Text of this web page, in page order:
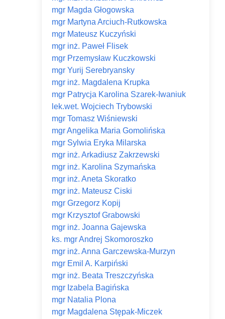
mgr Magda Głogowska
mgr Martyna Arciuch-Rutkowska
mgr Mateusz Kuczyński
mgr inż. Paweł Flisek
mgr Przemysław Kuczkowski
mgr Yurij Serebryansky
mgr inż. Magdalena Krupka
mgr Patrycja Karolina Szarek-Iwaniuk
lek.wet. Wojciech Trybowski
mgr Tomasz Wiśniewski
mgr Angelika Maria Gomolińska
mgr Sylwia Eryka Milarska
mgr inż. Arkadiusz Zakrzewski
mgr inż. Karolina Szymańska
mgr inż. Aneta Skoratko
mgr inż. Mateusz Ciski
mgr Grzegorz Kopij
mgr Krzysztof Grabowski
mgr inż. Joanna Gajewska
ks. mgr Andrej Skomoroszko
mgr inż. Anna Garczewska-Murzyn
mgr Emil A. Karpiński
mgr inż. Beata Treszczyńska
mgr Izabela Bagińska
mgr Natalia Plona
mgr Magdalena Stępak-Miczek